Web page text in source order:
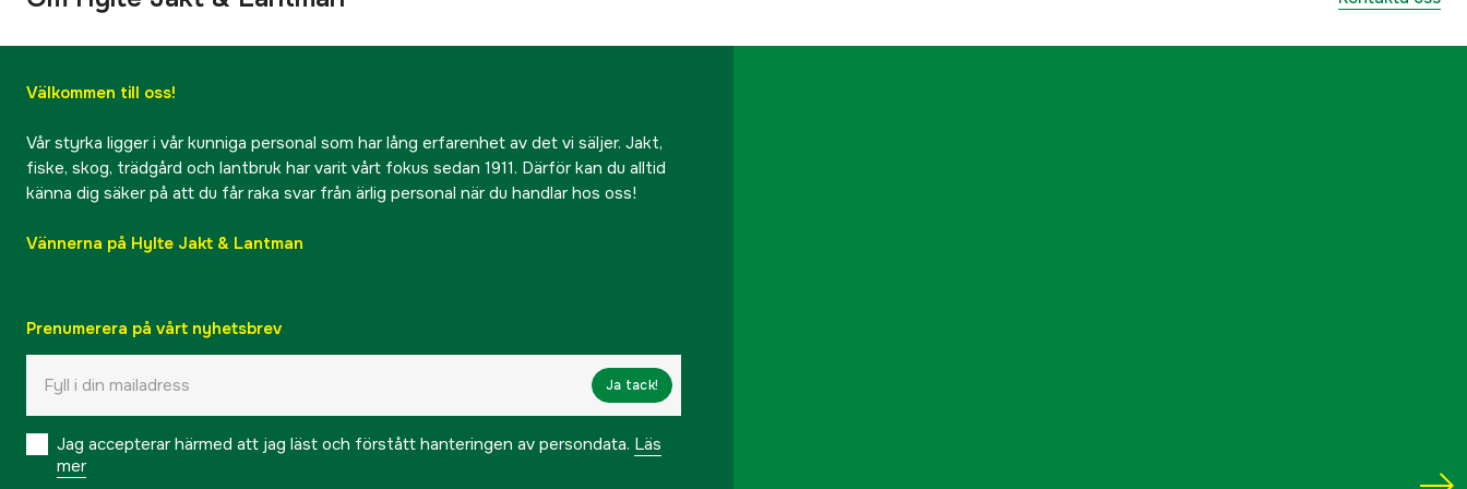
Välkommen till oss!
Vår styrka ligger i vår kunniga personal som har lång erfarenhet av det vi säljer. Jakt,
fiske, skog, trädgård och lantbruk har varit vårt fokus sedan 1911. Därför kan du alltid
känna dig säker på att du får raka svar från ärlig personal när du handlar hos oss!
Vännerna på Hylte Jakt & Lantman
Prenumerera på vårt nyhetsbrev
Ja tack!
Jag accepterar härmed att jag läst och förstått hanteringen av persondata. Läs
mer